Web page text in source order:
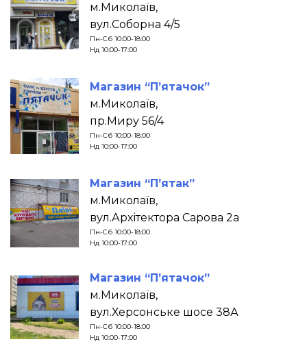
м.Миколаїв,
вул.Соборна 4/5
Пн-Сб 10:00-18:00
Нд 10:00-17:00
Магазин “П’ятачок”
м.Миколаїв,
пр.Миру 56/4
Пн-Сб 10:00-18:00
Нд 10:00-17:00
Магазин “П’ятак”
м.Миколаїв,
вул.Архітектора Сарова 2а
Пн-Сб 10:00-18:00
Нд 10:00-17:00
Магазин “П’ятачок”
м.Миколаїв,
вул.Херсонське шосе 38А
Пн-Сб 10:00-18:00
Нд 10:00-17:00